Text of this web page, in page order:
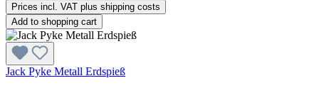
Prices incl. VAT plus shipping costs
Add to shopping cart
Jack Pyke Metall Erdspieß